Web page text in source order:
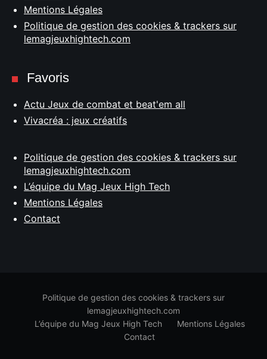
Mentions Légales
Politique de gestion des cookies & trackers sur
lemagjeuxhightech.com
Favoris
Actu Jeux de combat et beat'em all
Vivacréa : jeux créatifs
Politique de gestion des cookies & trackers sur
lemagjeuxhightech.com
L’équipe du Mag Jeux High Tech
Mentions Légales
Contact
Politique de gestion des cookies & trackers sur
lemagjeuxhightech.com
L’équipe du Mag Jeux High Tech
Mentions Légales
Contact